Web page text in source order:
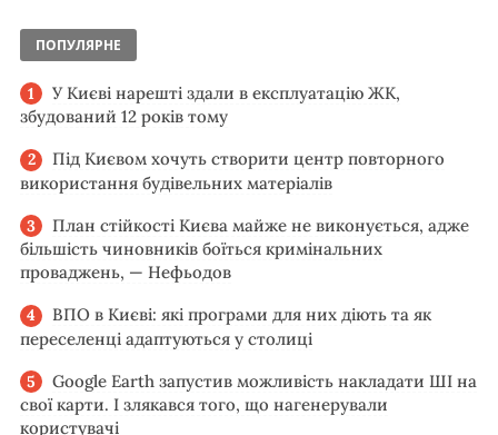
ПОПУЛЯРНЕ
У Києві нарешті здали в експлуатацію ЖК,
збудований 12 років тому
Під Києвом хочуть створити центр повторного
використання будівельних матеріалів
План стійкості Києва майже не виконується, адже
більшість чиновників боїться кримінальних
проваджень, — Нефьодов
ВПО в Києві: які програми для них діють та як
переселенці адаптуються у столиці
Google Earth запустив можливість накладати ШІ на
свої карти. І злякався того, що нагенерували
користувачі